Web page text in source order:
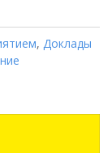
, Доклады